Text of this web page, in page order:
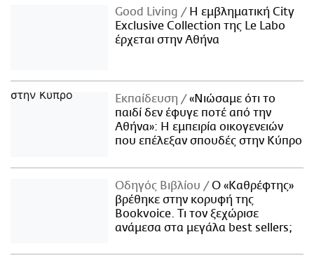
Good Living
Η εμβληματική City
Exclusive Collection της Le Labo
έρχεται στην Αθήνα
Εκπαίδευση
«Νιώσαμε ότι το
παιδί δεν έφυγε ποτέ από την
Αθήνα»: Η εμπειρία οικογενειών
που επέλεξαν σπουδές στην Κύπρο
Οδηγός Βιβλίου
Ο «Καθρέφτης»
βρέθηκε στην κορυφή της
Bookvoice. Τι τον ξεχώρισε
ανάμεσα στα μεγάλα best sellers;